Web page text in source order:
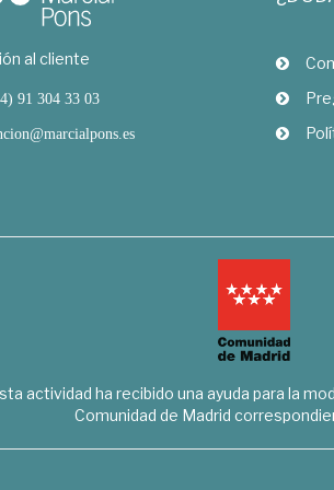
al cliente
91 304 33 03
actividad ha recibido una ayuda para la
Comunidad de Madrid